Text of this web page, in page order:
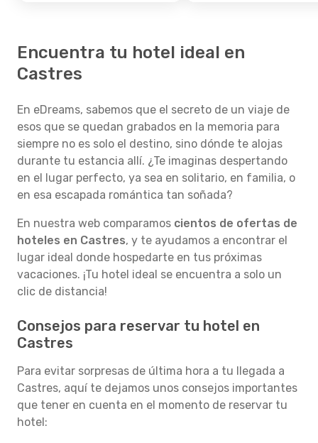
Encuentra tu hotel ideal en
Castres
En eDreams, sabemos que el secreto de un viaje de
esos que se quedan grabados en la memoria para
siempre no es solo el destino, sino dónde te alojas
durante tu estancia allí. ¿Te imaginas despertando
en el lugar perfecto, ya sea en solitario, en familia, o
en esa escapada romántica tan soñada?
En nuestra web comparamos cientos de ofertas de
hoteles en Castres, y te ayudamos a encontrar el
lugar ideal donde hospedarte en tus próximas
vacaciones. ¡Tu hotel ideal se encuentra a solo un
clic de distancia!
Consejos para reservar tu hotel en
Castres
Para evitar sorpresas de última hora a tu llegada a
Castres, aquí te dejamos unos consejos importantes
que tener en cuenta en el momento de reservar tu
hotel: